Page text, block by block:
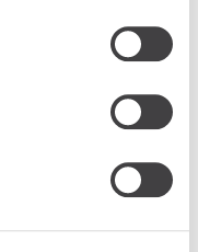
Diesel
9,7 liter
2,2 liter pr. time